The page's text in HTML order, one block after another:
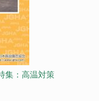
集：高温対策